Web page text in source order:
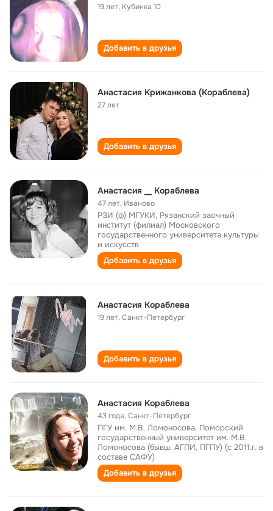
19 лет, Кубинка 10
Добавить в друзья
Анастасия Крижанкова (Кораблева)
27 лет
Добавить в друзья
Анастасия __ Кораблева
47 лет, Иваново
РЗИ (ф) МГУКИ, Рязанский заочный
институт (филиал) Московского
государственного университета культуры
и искусств
Добавить в друзья
Анастасия Кораблева
19 лет,Санкт-Петербург
Добавить в друзья
Анастасия Кораблева
43 года,Санкт-Петербург
ПГУ им. М.В. Ломоносова, Поморский
государственный университет им. М.В.
Ломоносова (бывш. АГПИ, ПГПУ) (с 2011.г. в
составе САФУ)
Добавить в друзья